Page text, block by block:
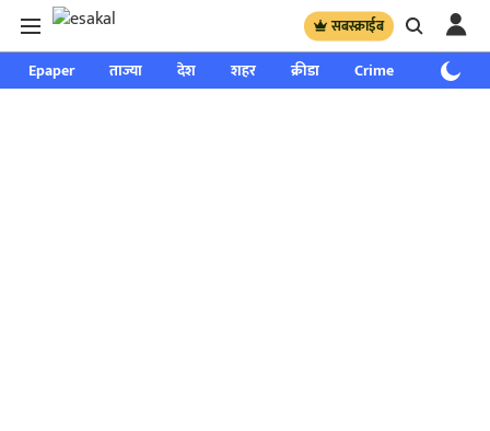
सबस्क्राईब
Epaper ताज्या देश शहर क्रीडा Crime साप्ताहिक